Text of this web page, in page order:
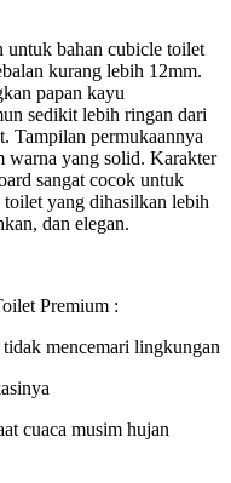
untuk bahan cubicle toilet
kurang lebih 12mm.
papan kayu
sedikit lebih ringan dari
Tampilan permukaannya
warna yang solid. Karakter
sangat cocok untuk
yang dihasilkan lebih
dan elegan.
Premium :
mencemari lingkungan
cuaca musim hujan